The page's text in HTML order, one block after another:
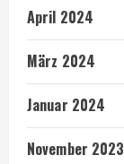
April 2024
März 2024
Januar 2024
November 2023